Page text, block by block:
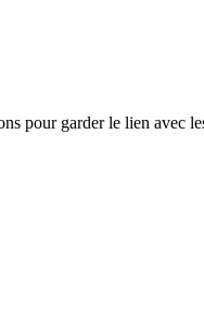
pour garder le lien avec